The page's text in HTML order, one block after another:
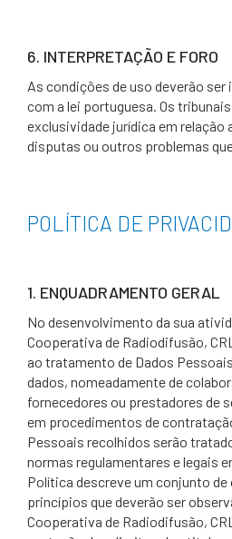
6. INTERPRETAÇÃO E FORO
As condições de uso deverão
com a lei portuguesa. Os
exclusividade jurídica em relação
disputas ou outros problemas
POLÍTICA DE
1. ENQUADRAMENTO GERAL
No desenvolvimento da sua
Cooperativa de Radiodifusão,
ao tratamento de Dados
dados, nomeadamente de
fornecedores ou prestadores de
em procedimentos de
Pessoais recolhidos serão
normas regulamentares e legais
Política descreve um conjunto
princípios que deverão ser
Cooperativa de Radiodifusão,